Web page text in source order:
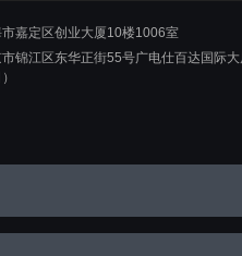
嘉定区创业大厦10楼1006室
锦江区东华正街55号广电仕百达国际